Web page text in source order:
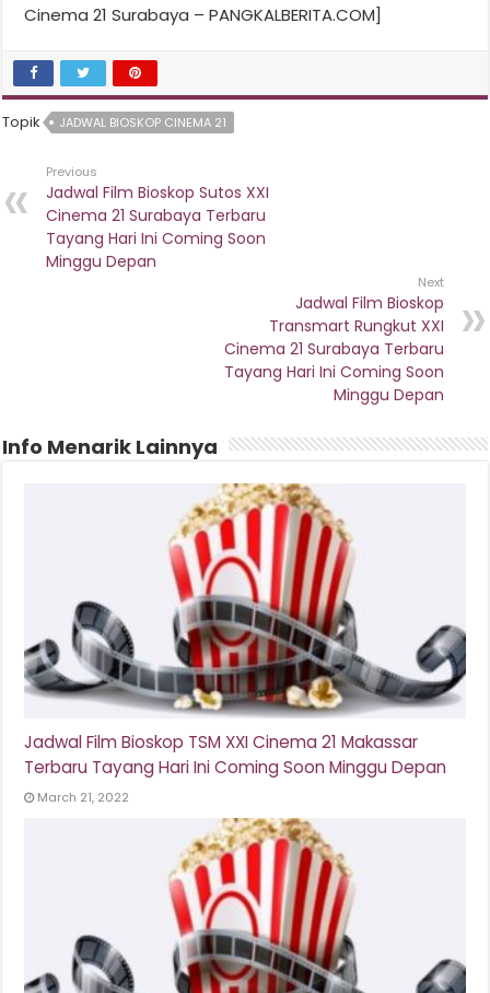
Cinema 21 Surabaya – PANGKALBERITA.COM]
Topik JADWAL BIOSKOP CINEMA 21
Previous
Jadwal Film Bioskop Sutos XXI
Cinema 21 Surabaya Terbaru
Tayang Hari Ini Coming Soon
Minggu Depan
Next
Jadwal Film Bioskop
Transmart Rungkut XXI
Cinema 21 Surabaya Terbaru
Tayang Hari Ini Coming Soon
Minggu Depan
Info Menarik Lainnya
Jadwal Film Bioskop TSM XXI Cinema 21 Makassar
Terbaru Tayang Hari Ini Coming Soon Minggu Depan
March 21, 2022